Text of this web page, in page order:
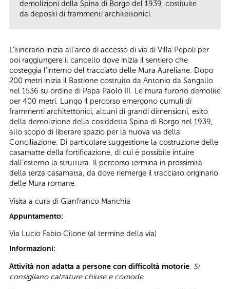
demolizioni della Spina di Borgo del 1939, costituite
da depositi di frammenti architettonici.
L’itinerario inizia all’arco di accesso di via di Villa Pepoli per
poi raggiungere il cancello dove inizia il sentiero che
costeggia l’interno del tracciato delle Mura Aureliane. Dopo
200 metri inizia il Bastione costruito da Antonio da Sangallo
nel 1536 su ordine di Papa Paolo III. Le mura furono demolite
per 400 metri. Lungo il percorso emergono cumuli di
frammenti architettonici, alcuni di grandi dimensioni, esito
della demolizione della cosiddetta Spina di Borgo nel 1939,
allo scopo di liberare spazio per la nuova via della
Conciliazione. Di particolare suggestione la costruzione delle
casamatte della fortificazione, di cui è possibile intuire
dall’esterno la struttura. Il percorso termina in prossimità
della terza casamatta, da dove riemerge il tracciato originario
delle Mura romane.
Visita a cura di Gianfranco Manchia
Appuntamento:
Via Lucio Fabio Cilone (al termine della via)
Informazioni:
Attività non adatta a persone con difficoltà motorie. Si
consigliano calzature chiuse e comode